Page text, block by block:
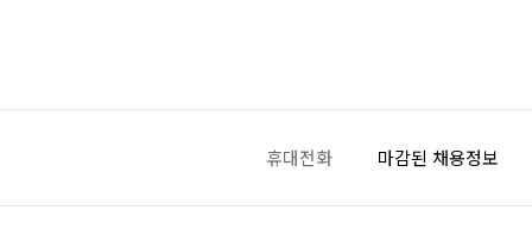
휴대전화 마감된 채용정보